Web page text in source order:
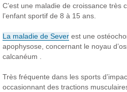
C’est une maladie de croissance très
l’enfant sportif de 8 à 15 ans.
La maladie de Sever est une
apophysose, concernant le noyau
calcanéum .
Très fréquente dans les sports
occasionnant des tractions